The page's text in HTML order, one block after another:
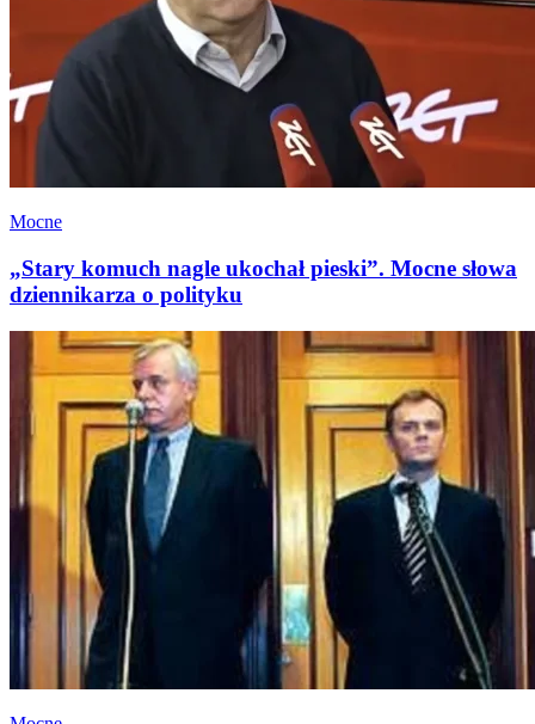
Mocne
„Stary komuch nagle ukochał pieski”. Mocne słowa
dziennikarza o polityku